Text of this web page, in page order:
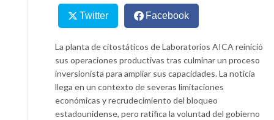
Twitter Facebook
La planta de citostáticos de Laboratorios AICA reinició
sus operaciones productivas tras culminar un proceso
inversionista para ampliar sus capacidades. La noticia
llega en un contexto de severas limitaciones
económicas y recrudecimiento del bloqueo
estadounidense, pero ratifica la voluntad del gobierno